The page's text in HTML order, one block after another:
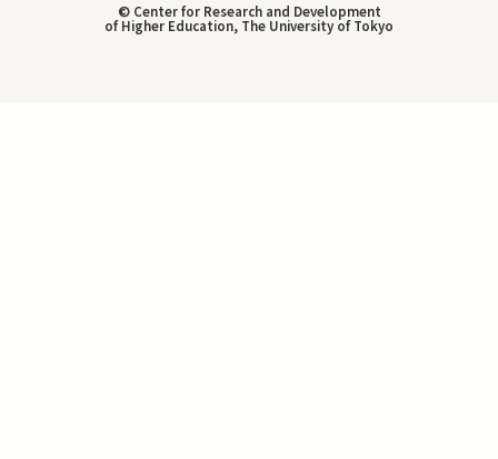
© Center for Research and Development
of Higher Education, The University of Tokyo